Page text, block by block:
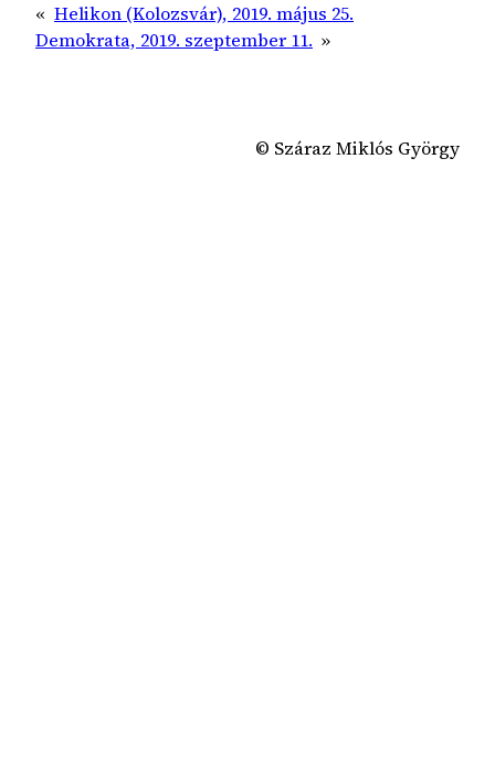
« Helikon (Kolozsvár), 2019. május 25.
Demokrata, 2019. szeptember 11. »
© Száraz Miklós György